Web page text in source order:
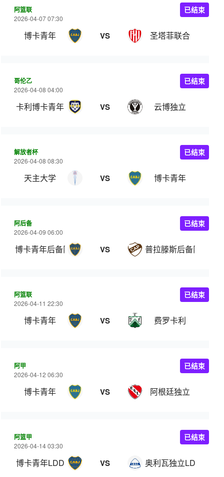
阿篮联
2026-04-07 07:30
博卡青年 VS 圣塔菲联合
已结束
哥伦乙
2026-04-08 04:00
卡利博卡青年 VS 云博独立
已结束
解放者杯
2026-04-08 08:30
天主大学 VS 博卡青年
已结束
阿后备
2026-04-09 06:00
博卡青年后备队 VS 普拉滕斯后备队
已结束
阿篮联
2026-04-11 22:30
博卡青年 VS 费罗卡利
已结束
阿甲
2026-04-12 06:30
博卡青年 VS 阿根廷独立
已结束
阿篮甲
2026-04-14 03:30
博卡青年LDD VS 奥利瓦独立LDD
已结束